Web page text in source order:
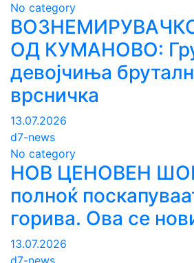
No category
ОД КУМАНОВО:
девојчиња
врсничка
13.07.2026
d7-news
No category
НОВ ЦЕНОВЕН
полноќ
горива. Ова се
13.07.2026
d7-news